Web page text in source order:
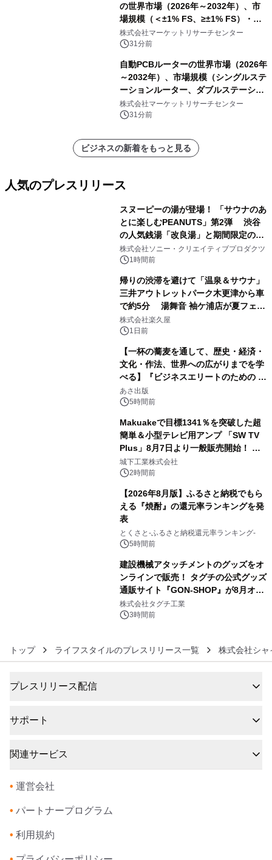
の世界市場（2026年～2032年）、市
場規模（＜±1% FS、≥±1% FS）・分
析レポートを発表
株式会社マーケットリサーチセンター
31分前
自動PCBルーターの世界市場（2026年
～2032年）、市場規模（シングルステ
ーションルーター、ダブルステーショ
ンルーター）・分析レポートを発表
株式会社マーケットリサーチセンター
31分前
ビジネスの新着をもっと見る
人気のプレスリリース
スヌーピーの湯が登場！ 「サウナのあ
とに楽しむPEANUTS」第2弾 渋谷
の人気銭湯「改良湯」と期間限定のコ
ラボレーション サウナイキタイコラ
ボグッズも発売決定！
株式会社ソニー・クリエイティブプロダクツ
1時間前
帰りの渋滞を避けて「温泉＆サウナ」
三井アウトレットパーク木更津から車
で約5分 湯舞音 袖ケ浦店が夏フェア
メニューを提供
株式会社楽久屋
1日前
【一杯の蕎麦を通して、歴史・経済・
文化・作法、世界への広がりまでを学
べる】『ビジネスエリートのための 教
養としての蕎麦』2026年8月25日
（火）発売
あさ出版
5時間前
Makuakeで目標1341％を突破した超
簡単＆小型テレビ用アンプ 「SW TV
Plus」8月7日より一般販売開始！ ケ
ーブル1本つなぐだけ、テレビの音が
ぐっと豊かに
城下工業株式会社
2時間前
【2026年8月版】ふるさと納税でもら
える『焼酎』の還元率ランキングを発
表
とくさと-ふるさと納税還元率ランキング-
5時間前
建設機械アタッチメントのグッズをオ
ンラインで販売！ タグチの公式グッズ
通販サイト『GON-SHOP』が8月オー
プン
株式会社タグチ工業
3時間前
トップ ライフスタイルのプレスリリース一覧 株式会社シャ
プレスリリース配信
サポート
関連サービス
• 運営会社
• パートナープログラム
• 利用規約